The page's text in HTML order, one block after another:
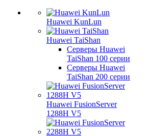
Huawei KunLun
Huawei TaiShan
Серверы Huawei
TaiShan 100 серии
Серверы Huawei
TaiShan 200 серии
Huawei FusionServer
1288H V5